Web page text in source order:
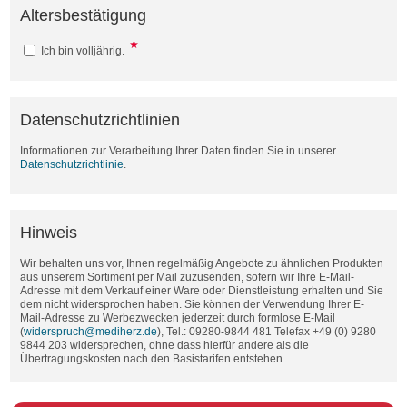
Altersbestätigung
Ich bin volljährig.
Datenschutzrichtlinien
Informationen zur Verarbeitung Ihrer Daten finden Sie in unserer
Datenschutzrichtlinie
Hinweis
Wir behalten uns vor, Ihnen regelmäßig Angebote zu ähnlichen Produkten
aus unserem Sortiment per Mail zuzusenden, sofern wir Ihre E-Mail-
Adresse mit dem Verkauf einer Ware oder Dienstleistung erhalten und Sie
dem nicht widersprochen haben. Sie können der Verwendung Ihrer E-
Mail-Adresse zu Werbezwecken jederzeit durch formlose E-Mail
(widerspruch@mediherz.de), Tel.: 09280-9844 481 Telefax +49 (0) 9280
9844 203 widersprechen, ohne dass hierfür andere als die
Übertragungskosten nach den Basistarifen entstehen.